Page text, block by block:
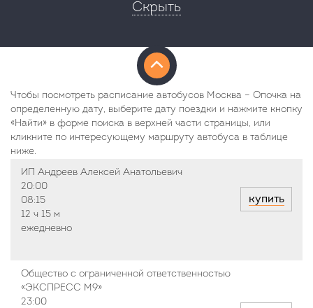
Скрыть
Чтобы посмотреть расписание автобусов Москва – Опочка на
определенную дату, выберите дату поездки и нажмите кнопку
«Найти» в форме поиска в верхней части страницы, или
кликните по интересующему маршруту автобуса в таблице
ниже.
ИП Андреев Алексей Анатольевич
20:00
08:15
12 ч 15 м
ежедневно
купить
Общество с ограниченной ответственностью
«ЭКСПРЕСС М9»
23:00